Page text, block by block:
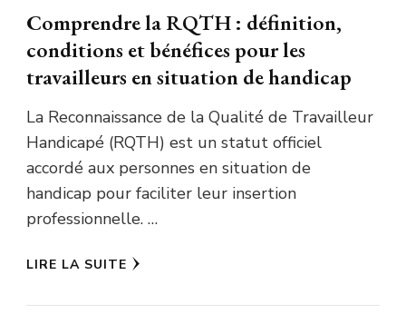
Comprendre la RQTH : définition,
conditions et bénéfices pour les
travailleurs en situation de handicap
La Reconnaissance de la Qualité de Travailleur
Handicapé (RQTH) est un statut officiel
accordé aux personnes en situation de
handicap pour faciliter leur insertion
professionnelle. …
LIRE LA SUITE